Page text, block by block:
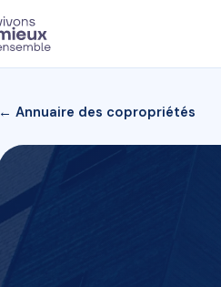
← Annuaire des copropriétés